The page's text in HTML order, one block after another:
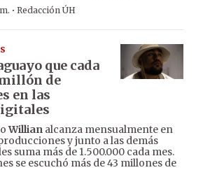
· Redacción ÚH
que cada
de
en las
Willian alcanza mensualmente en
y junto a las demás
suma más de 1.500.000 cada mes.
se escuchó más de 43 millones de